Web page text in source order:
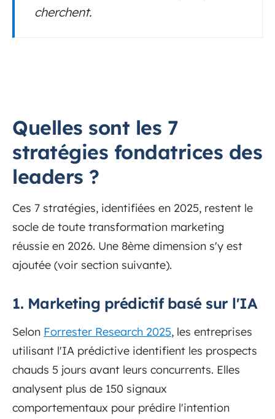
cherchent.
Quelles sont les 7
stratégies fondatrices des
leaders ?
Ces 7 stratégies, identifiées en 2025, restent le
socle de toute transformation marketing
réussie en 2026. Une 8ème dimension s'y est
ajoutée (voir section suivante).
1. Marketing prédictif basé sur l'IA
Selon Forrester Research 2025, les entreprises
utilisant l'IA prédictive identifient les prospects
chauds 5 jours avant leurs concurrents. Elles
analysent plus de 150 signaux
comportementaux pour prédire l'intention